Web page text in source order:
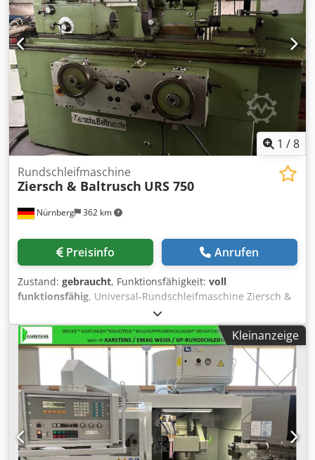
1 /8
Nürnberg 362 km
Rundschleifmaschine
Ziersch & Baltrusch URS 750
Preisinfo Anrufen
Zustand: gebraucht, Funktionsfähigkeit: voll
funktionsfähig, Universal-Rundschleifmaschine Ziersch &
Baltrusch URS 750 (Baujahr 1984) aus einer
Betriebsauflösung. Konventionelle Außen- und
Innenrundschleifmaschine deutscher Fertigung mit 750
mm Spitzenweite – für das Schleifen von Wellen, Zapfen
und zylindrischen Passflächen. AUSSTATTUNG & TECHNIK -
Spitzenweite: 750 mm - Außen- und Innenrundschleifen -
Schwenkbarer Schleifkopf – auch Kegelschleifen möglich -
Solide Bettbauweise, stabile Führungen, hohe
Rundlaufgenauigkeit - Digitalanzeige (DRO, Fagor)
vorhanden – siehe Fotos Ziersch & Baltrusch war ein
Kleinanzeige